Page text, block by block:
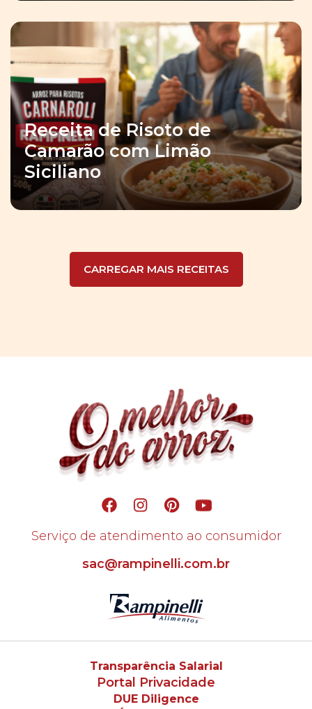
Receita de Risoto de
Camarão com Limão
Siciliano
CARREGAR MAIS RECEITAS
Serviço de atendimento ao consumidor
sac@rampinelli.com.br
Transparência Salarial
Portal Privacidade
DUE Diligence